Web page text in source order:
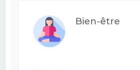
Bien-être